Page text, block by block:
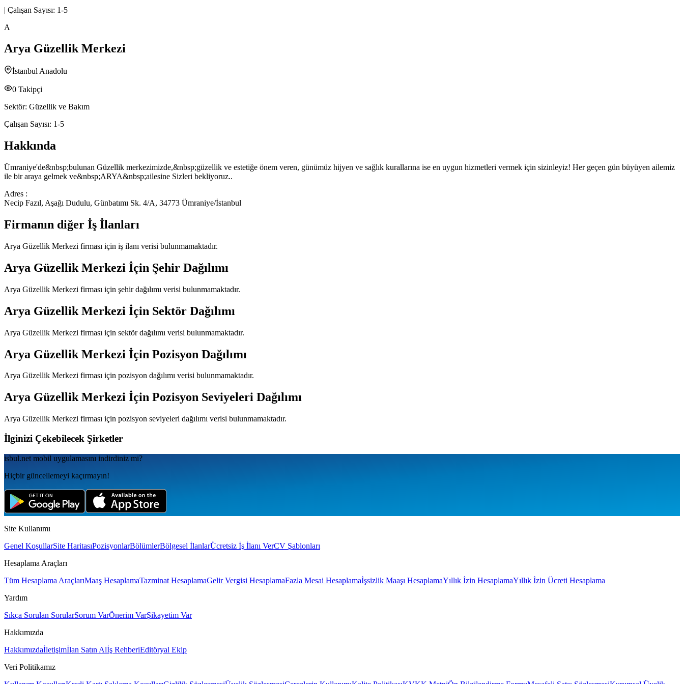
| Çalışan Sayısı: 1-5
A
Arya Güzellik Merkezi
İstanbul Anadolu
0 Takipçi
Sektör: Güzellik ve Bakım
Çalışan Sayısı: 1-5
Hakkında
Ümraniye'de&nbsp;bulunan Güzellik merkezimizde,&nbsp;güzellik ve estetiğe önem veren, günümüz hijyen ve sağlık kurallarına ise en uygun hizmetleri vermek için sizinleyiz! Her geçen gün büyüyen ailemiz
ile bir araya gelmek ve&nbsp;ARYA&nbsp;ailesine Sizleri bekliyoruz..
Adres :
Necip Fazıl, Aşağı Dudulu, Günbatımı Sk. 4/A, 34773 Ümraniye/İstanbul
Firmanın diğer İş İlanları
Arya Güzellik Merkezi firması için iş ilanı verisi bulunmamaktadır.
Arya Güzellik Merkezi İçin Şehir Dağılımı
Arya Güzellik Merkezi firması için şehir dağılımı verisi bulunmamaktadır.
Arya Güzellik Merkezi İçin Sektör Dağılımı
Arya Güzellik Merkezi firması için sektör dağılımı verisi bulunmamaktadır.
Arya Güzellik Merkezi İçin Pozisyon Dağılımı
Arya Güzellik Merkezi firması için pozisyon dağılımı verisi bulunmamaktadır.
Arya Güzellik Merkezi İçin Pozisyon Seviyeleri Dağılımı
Arya Güzellik Merkezi firması için pozisyon seviyeleri dağılımı verisi bulunmamaktadır.
İlginizi Çekebilecek Şirketler
isbul.net mobil uygulamаsını indirdiniz mi?
Hiçbir güncellemeyi kaçırmayın!
Site Kullanımı
Genel KoşullarSite HaritasıPozisyonlarBölümlerBölgesel İlanlarÜcretsiz İş İlanı VerCV Şablonları
Hesaplama Araçları
Tüm Hesaplama AraçlarıMaaş HesaplamaTazminat HesaplamaGelir Vergisi HesaplamaFazla Mesai Hesaplamaİşsizlik Maaşı HesaplamaYıllık İzin HesaplamaYıllık İzin Ücreti Hesaplama
Yardım
Sıkça Sorulan SorularSorum VarÖnerim VarŞikayetim Var
Hakkımızda
Hakkımızdaİletişimİlan Satın Alİş RehberiEditöryal Ekip
Veri Politikamız